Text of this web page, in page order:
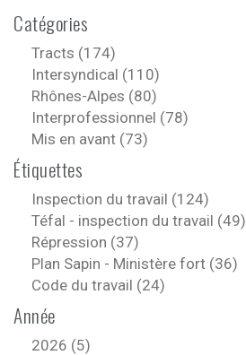
:Catégories
Tracts (174)
Intersyndical (110)
Rhônes-Alpes (80)
Interprofessionnel (78)
Mis en avant (73)
Étiquettes
Inspection du travail (124)
Téfal - inspection du travail (49)
Répression (37)
Plan Sapin - Ministère fort (36)
Code du travail (24)
Année
2026 (5)